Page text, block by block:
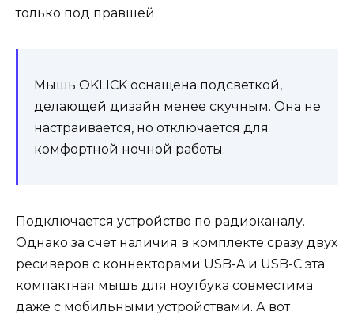
только под правшей.
Мышь OKLICK оснащена подсветкой,
делающей дизайн менее скучным. Она не
настраивается, но отключается для
комфортной ночной работы.
Подключается устройство по радиоканалу.
Однако за счет наличия в комплекте сразу двух
ресиверов с коннекторами USB-A и USB-C эта
компактная мышь для ноутбука совместима
даже с мобильными устройствами. А вот